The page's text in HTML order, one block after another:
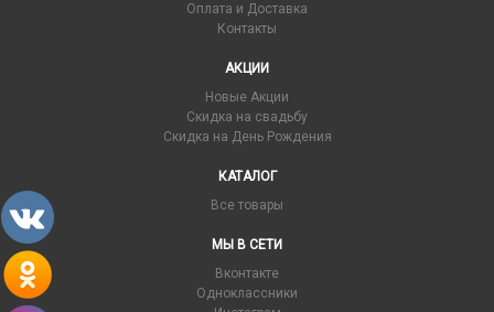
Оплата и Доставка
Контакты
АКЦИИ
Новые Акции
Скидка на свадьбу
Скидка на День Рождения
КАТАЛОГ
Все товары
МЫ В СЕТИ
Вконтакте
Одноклассники